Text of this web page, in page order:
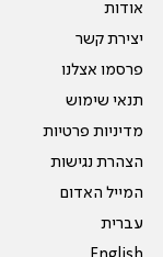
אודות
יצירת קשר
פרסמו אצלנו
תנאי שימוש
מדיניות פרטיות
הצהרת נגישות
המייל האדום
עברית